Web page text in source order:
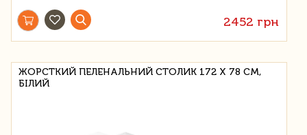
2452 грн
ЖОРСТКИЙ ПЕЛЕНАЛЬНИЙ СТОЛИК 172 Х 78 СМ,
БІЛИЙ